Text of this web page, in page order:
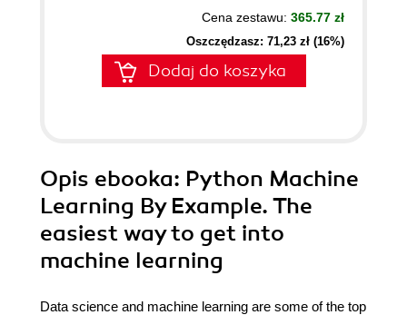
Cena zestawu: 365.77 zł
Oszczędzasz: 71,23 zł (16%)
Dodaj do koszyka
Opis ebooka: Python Machine
Learning By Example. The
easiest way to get into
machine learning
Data science and machine learning are some of the top